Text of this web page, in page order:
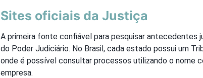
Sites oficiais da Justiça
A primeira fonte confiável para pesquisar antecedentes
do Poder Judiciário. No Brasil, cada estado possui um
onde é possível consultar processos utilizando o nome
empresa.